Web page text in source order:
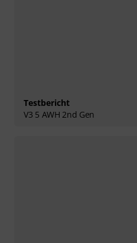
Testbericht
V3 5 AWH 2nd Gen